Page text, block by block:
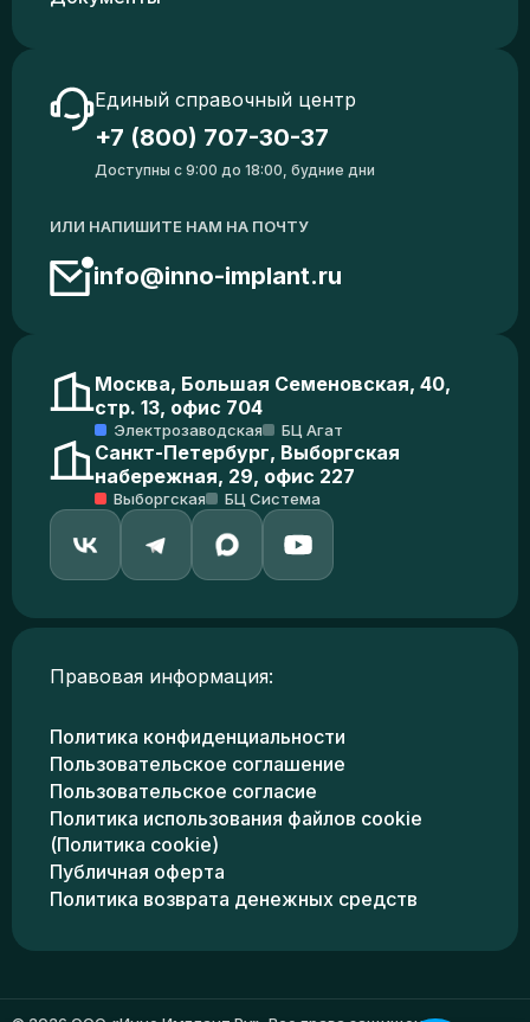
Единый справочный центр
+7 (800) 707-30-37
Доступны с 9:00 до 18:00, будние дни
ИЛИ НАПИШИТЕ НАМ НА ПОЧТУ
info@inno-implant.ru
Москва, Большая Семеновская, 40,
стр. 13, офис 704
Электрозаводская БЦ Агат
Санкт-Петербург, Выборгская
набережная, 29, офис 227
Выборгская БЦ Система
Правовая информация:
Политика конфиденциальности
Пользовательское соглашение
Пользовательское согласие
Политика использования файлов cookie
(Политика cookie)
Публичная оферта
Политика возврата денежных средств